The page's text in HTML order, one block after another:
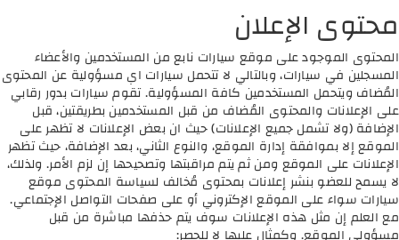
محتوى الإعلان
المحتوى الموجود على موقع سيارات نابع من المستخدمين والأعضاء
المسجلين في سيارات، وبالتالي لا تتحمل سيارات اي مسؤولية عن المحتوى
المُضاف ويتحمل المستخدمين كافة المسؤولية. تقوم سيارات بدور رقابي
على الإعلانات والمحتوى المُضاف من قبل المستخدمين بطريقتين، قبل
الإضافة (ولا تشمل جميع الإعلانات) حيث ان بعض الإعلانات لا تظهر على
الموقع إلا بموافقة إدارة الموقع، والنوع الثاني، بعد الإضافة، حيث تظهر
الإعلانات على الموقع ومن ثم يتم مراقبتها وتصحيحها إن لزم الأمر. ولذلك،
لا يسمح للعضو بنشر إعلانات بمحتوى مُخالف لسياسة المحتوى موقع
سيارات سواء على الموقع الإكتروني أو على صفحات التواصل الإجتماعي.
مع العلم إن مثل هذه الإعلانات سوف يتم حذفها مباشرة من قبل